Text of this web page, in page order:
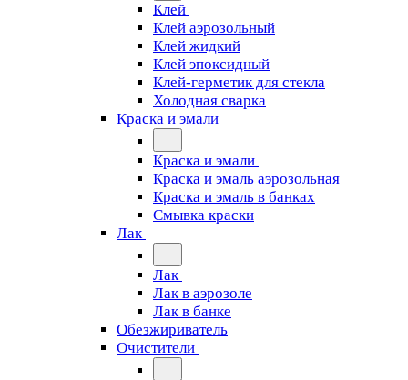
Клей
Клей аэрозольный
Клей жидкий
Клей эпоксидный
Клей-герметик для стекла
Холодная сварка
Краска и эмали
Краска и эмали
Краска и эмаль аэрозольная
Краска и эмаль в банках
Смывка краски
Лак
Лак
Лак в аэрозоле
Лак в банке
Обезжириватель
Очистители